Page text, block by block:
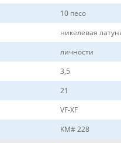
10 песо
никелевая
личности
3,5
21
VF-XF
KM# 228